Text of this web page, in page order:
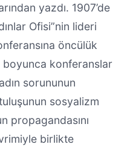
yazdı. 1907’de
Ofisi”nin lideri
öncülük
boyunca konferanslar
sorununun
sosyalizm
propagandasını
birlikte